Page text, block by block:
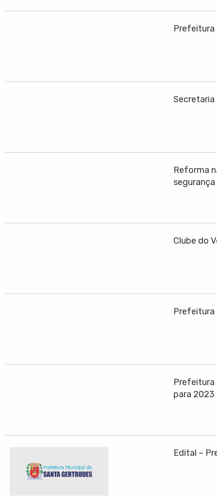
Prefeitura
Secretaria
Reforma
segurança
Clube do
Prefeitura
Prefeitura
para 2023
Edital –